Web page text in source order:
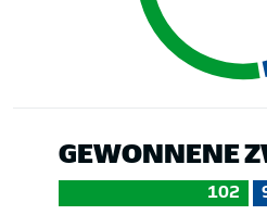
GEWONNENE
102